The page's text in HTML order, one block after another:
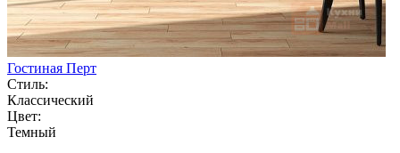
Гостиная Перт
Стиль:
Классический
Цвет:
Темный